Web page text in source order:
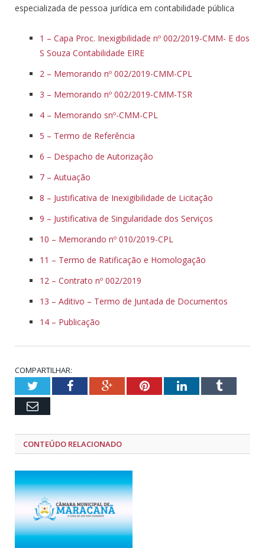
especializada de pessoa jurídica em contabilidade pública
1 – Capa Proc. Inexigibilidade nº 002/2019-CMM- E dos
S Souza Contabilidade EIRE
2 – Memorando nº 002/2019-CMM-CPL
3 – Memorando nº 002/2019-CMM-TSR
4 – Memorando snº-CMM-CPL
5 – Termo de Referência
6 – Despacho de Autorização
7 – Autuação
8 – Justificativa de Inexigibilidade de Licitação
9 – Justificativa de Singularidade dos Serviços
10 – Memorando nº 010/2019-CPL
11 – Termo de Ratificação e Homologação
12 – Contrato nº 002/2019
13 – Aditivo – Termo de Juntada de Documentos
14 – Publicação
COMPARTILHAR:
TwitterFacebookGoogle+PinterestLinkedInTumblr
Email
CONTEÚDO RELACIONADO